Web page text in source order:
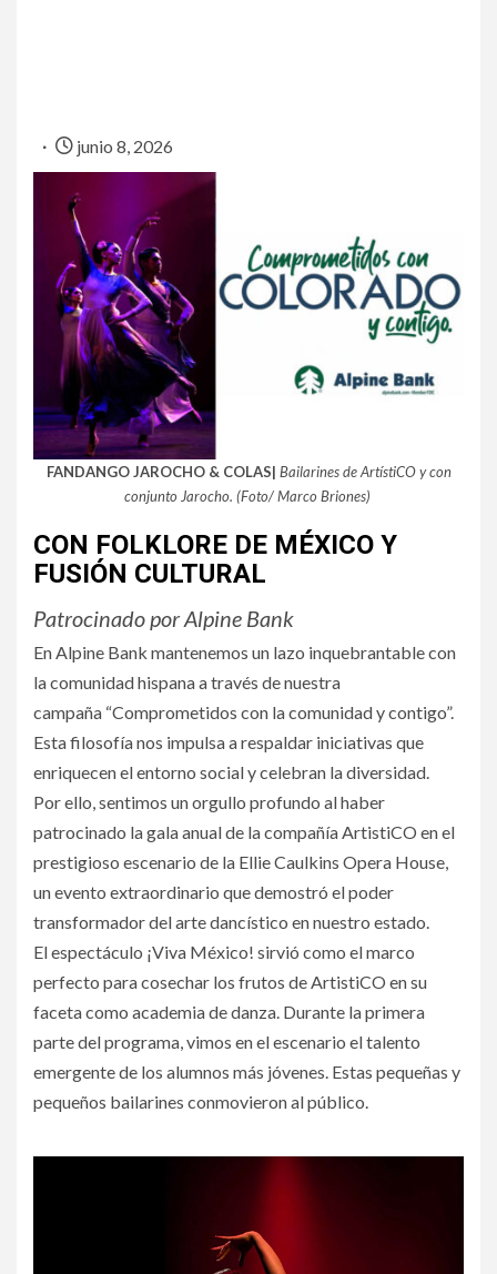
junio 8, 2026
FANDANGO JAROCHO & COLAS| Bailarines de ArtístiCO y con
conjunto Jarocho. (Foto/ Marco Briones)
CON FOLKLORE DE MÉXICO Y
FUSIÓN CULTURAL
Patrocinado por Alpine Bank
En Alpine Bank mantenemos un lazo inquebrantable con
la comunidad hispana a través de nuestra
campaña “Comprometidos con la comunidad y contigo”.
Esta filosofía nos impulsa a respaldar iniciativas que
enriquecen el entorno social y celebran la diversidad.
Por ello, sentimos un orgullo profundo al haber
patrocinado la gala anual de la compañía ArtistiCO en el
prestigioso escenario de la Ellie Caulkins Opera House,
un evento extraordinario que demostró el poder
transformador del arte dancístico en nuestro estado.
El espectáculo ¡Viva México! sirvió como el marco
perfecto para cosechar los frutos de ArtistiCO en su
faceta como academia de danza. Durante la primera
parte del programa, vimos en el escenario el talento
emergente de los alumnos más jóvenes. Estas pequeñas y
pequeños bailarines conmovieron al público.